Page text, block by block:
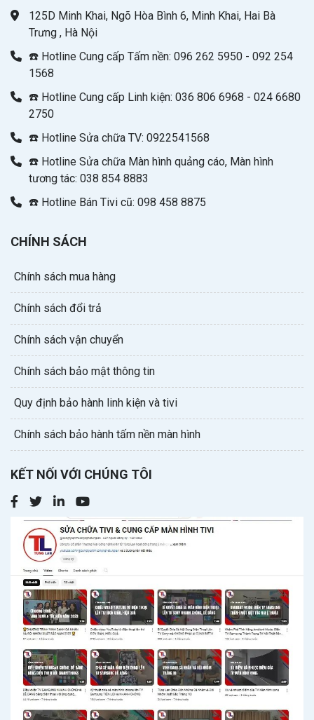
125D Minh Khai, Ngõ Hòa Bình 6, Minh Khai, Hai Bà
Trưng , Hà Nội
☎️ Hotline Cung cấp Tấm nền: 096 262 5950 - 092 254
1568
☎️ Hotline Cung cấp Linh kiện: 036 806 6968 - 024 6680
2750
☎️ Hotline Sửa chữa TV: 0922541568
☎️ Hotline Sửa chữa Màn hình quảng cáo, Màn hình
tương tác: 038 854 8883
☎️ Hotline Bán Tivi cũ: 098 458 8875
CHÍNH SÁCH
Chính sách mua hàng
Chính sách đổi trả
Chính sách vận chuyển
Chính sách bảo mật thông tin
Quy định bảo hành linh kiện và tivi
Chính sách bảo hành tấm nền màn hình
KẾT NỐI VỚI CHÚNG TÔI